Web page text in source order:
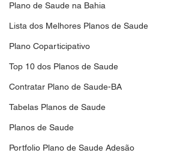
Plano de Saude na Bahia
Lista dos Melhores Planos de Saude
Plano Coparticipativo
Top 10 dos Planos de Saude
Contratar Plano de Saude-BA
Tabelas Planos de Saude
Planos de Saude
Portfolio Plano de Saude Adesão